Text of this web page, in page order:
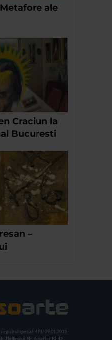
ale
Craciun la
Bucuresti
–
special: 4 PJ/ 29.01.2013
Delfinului, Nr. 6, parter Bl. 42,